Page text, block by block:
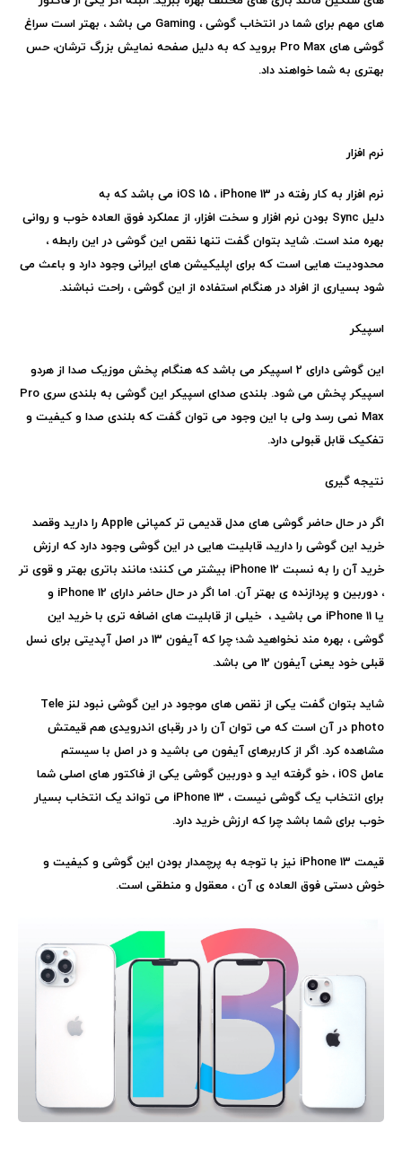
های مهم برای شما در انتخاب گوشی ، Gaming می باشد ، بهتر است سراغ
گوشی های Pro Max بروید که به دلیل صفحه نمایش بزرگ ترشان، حس
بهتری به شما خواهند داد.
نرم افزار
نرم افزار به کار رفته در iPhone 13 ، iOS 15 می باشد که به
دلیل Sync بودن نرم افزار و سخت افزار، از عملکرد فوق العاده خوب و روانی
بهره مند است. شاید بتوان گفت تنها نقص این گوشی در این رابطه ،
محدودیت هایی است که برای اپلیکیشن های ایرانی وجود دارد و باعث می
شود بسیاری از افراد در هنگام استفاده از این گوشی ، راحت نباشند.
اسپیکر
این گوشی دارای 2 اسپیکر می باشد که هنگام پخش موزیک صدا از هردو
اسپیکر پخش می شود. بلندی صدای اسپیکر این گوشی به بلندی سری Pro
Max نمی رسد ولی با این وجود می توان گفت که بلندی صدا و کیفیت و
تفکیک قابل قبولی دارد.
نتیجه گیری
اگر در حال حاضر گوشی های مدل قدیمی تر کمپانی Apple را دارید وقصد
خرید این گوشی را دارید، قابلیت هایی در این گوشی وجود دارد که ارزش
خرید آن را به نسبت iPhone 12 بیشتر می کنند؛ مانند باتری بهتر و قوی تر
، دوربین و پردازنده ی بهتر آن. اما اگر در حال حاضر دارای iPhone 12 و
یا iPhone 11 می باشید ، خیلی از قابلیت های اضافه تری با خرید این
گوشی ، بهره مند نخواهید شد؛ چرا که آیفون 13 در اصل آپدیتی برای نسل
قبلی خود یعنی آیفون 12 می باشد.
شاید بتوان گفت یکی از نقص های موجود در این گوشی نبود لنز Tele
photo در آن است که می توان آن را در رقبای اندرویدی هم قیمتش
مشاهده کرد. اگر از کاربرهای آیفون می باشید و در اصل با سیستم
عامل iOS ، خو گرفته اید و دوربین گوشی یکی از فاکتور های اصلی شما
برای انتخاب یک گوشی نیست ، iPhone 13 می تواند یک انتخاب بسیار
خوب برای شما باشد چرا که ارزش خرید دارد.
قیمت iPhone 13 نیز با توجه به پرچمدار بودن این گوشی و کیفیت و
خوش دستی فوق العاده ی آن ، معقول و منطقی است.